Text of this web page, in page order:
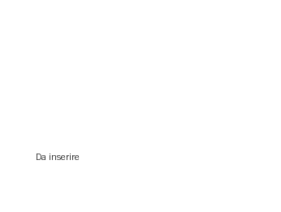
Da inserire